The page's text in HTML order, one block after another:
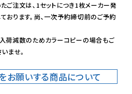
注文は、1セットにつき1枚メーカー発
おります。尚、一次予約締切前のご予約
荷減数のためカラーコピーの場合もご
ませ。
お願いする商品について